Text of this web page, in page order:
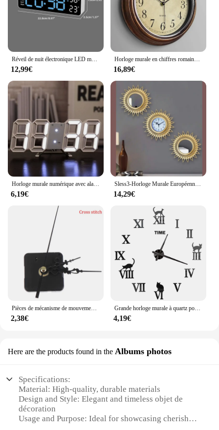
12,99€
Horloge murale en chiffres romains de style antique, horloge silencieuse rétro européenne, décoration d'intérieur, décoration de salon, 12 po, 2024
16,89€
6,19€
Sless3-Horloge Murale Européenne Élégante, Luxe, Hôtel, Décorative, Antique, Cadre localité, Rond, Créatif, Vintage, 3 Pièces
14,29€
Pièces de mécanisme de mouvement d'horloge murale ronde de montre à quartz silencieuse bricolage, réparation, remplacement, besoin d'outils, décoration d'intérieur, 1 pièce
2,38€
Grande horloge murale à quartz pour la décoration intérieure, horloges de cuisine décoratives, autocollants miroir en acrylique, surdimensionné, nouveau, 3D, 2023
4,19€
Here are the products found in the Albums photos
Specifications:
Material: High-quality, durable materials
Design and Style: Elegant and timeless objet de
décoration
Usage and Purpose: Ideal for showcasing cherished